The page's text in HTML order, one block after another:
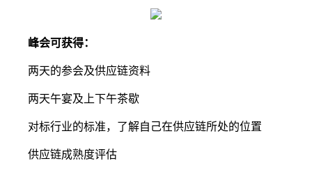
峰会可获得：
两天的参会及供应链资料
两天午宴及上下午茶歇
对标行业的标准，了解自己在供应链所处的位置
供应链成熟度评估